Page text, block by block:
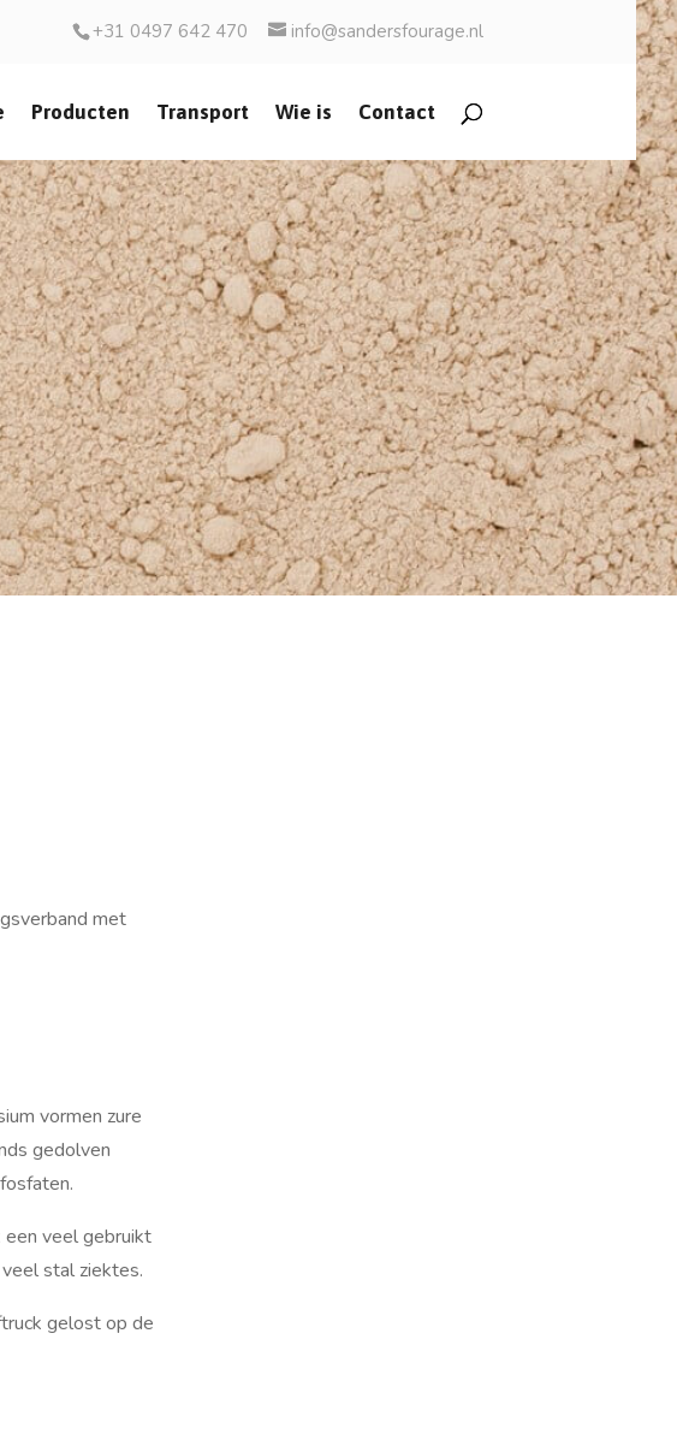
+31 0497 642 470 info@sandersfourage.nl
Producten Transport Wie is Contact
met
vormen zure
gedolven
een veel gebruikt
stal ziektes.
gelost op de